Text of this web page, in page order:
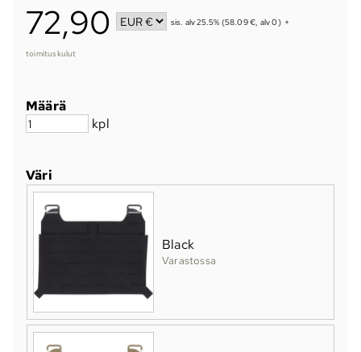
72,90 sis. alv 25.5% (58.09 €, alv 0) +
toimituskulut
Määrä
kpl
Väri
Black
Varastossa